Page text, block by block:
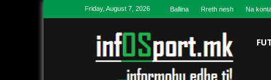
Skip to contentFriday, August 7, 2026 Ballina Rreth nesh Na